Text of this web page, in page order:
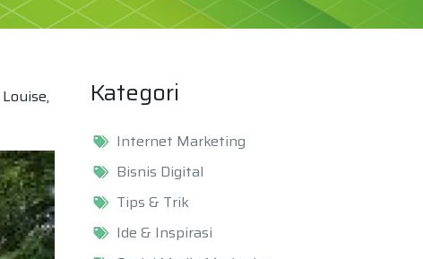
Kategori
Internet Marketing
Bisnis Digital
Tips & Trik
Ide & Inspirasi